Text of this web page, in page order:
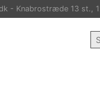
- Knabrostræde 13 st.,